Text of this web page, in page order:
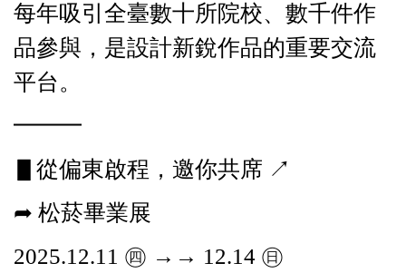
每年吸引全臺數十所院校、數千件作
品參與，是設計新銳作品的重要交流
平台。
━━━
▋從偏東啟程，邀你共席 ↗︎
➦ 松菸畢業展
2025.12.11 ㊃ →→ 12.14 ㊐